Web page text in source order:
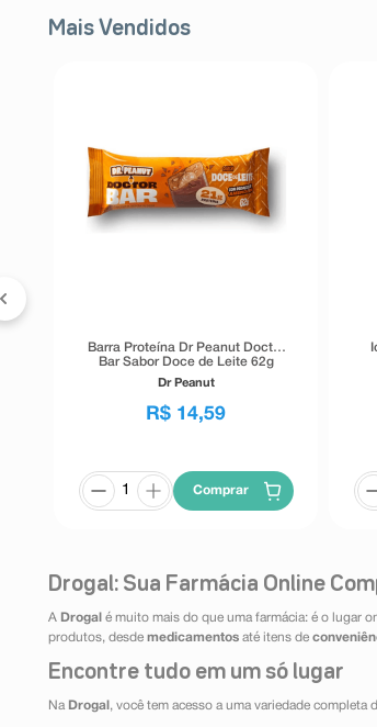
Mais Vendidos
Barra Proteína Dr Peanut Doctor
Bar Sabor Doce de Leite 62g
Dr Peanut
R$ 14,59
Comprar
Drogal: Sua Farmácia Online
A Drogal é muito mais do que uma farmácia: é o lugar
produtos, desde medicamentos até itens de
Encontre tudo em um só lugar
Na Drogal , você tem acesso a uma variedade